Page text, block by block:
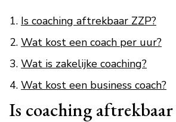
Is coaching aftrekbaar ZZP?
Wat kost een coach per uur?
Wat is zakelijke coaching?
Wat kost een business coach?
Is coaching